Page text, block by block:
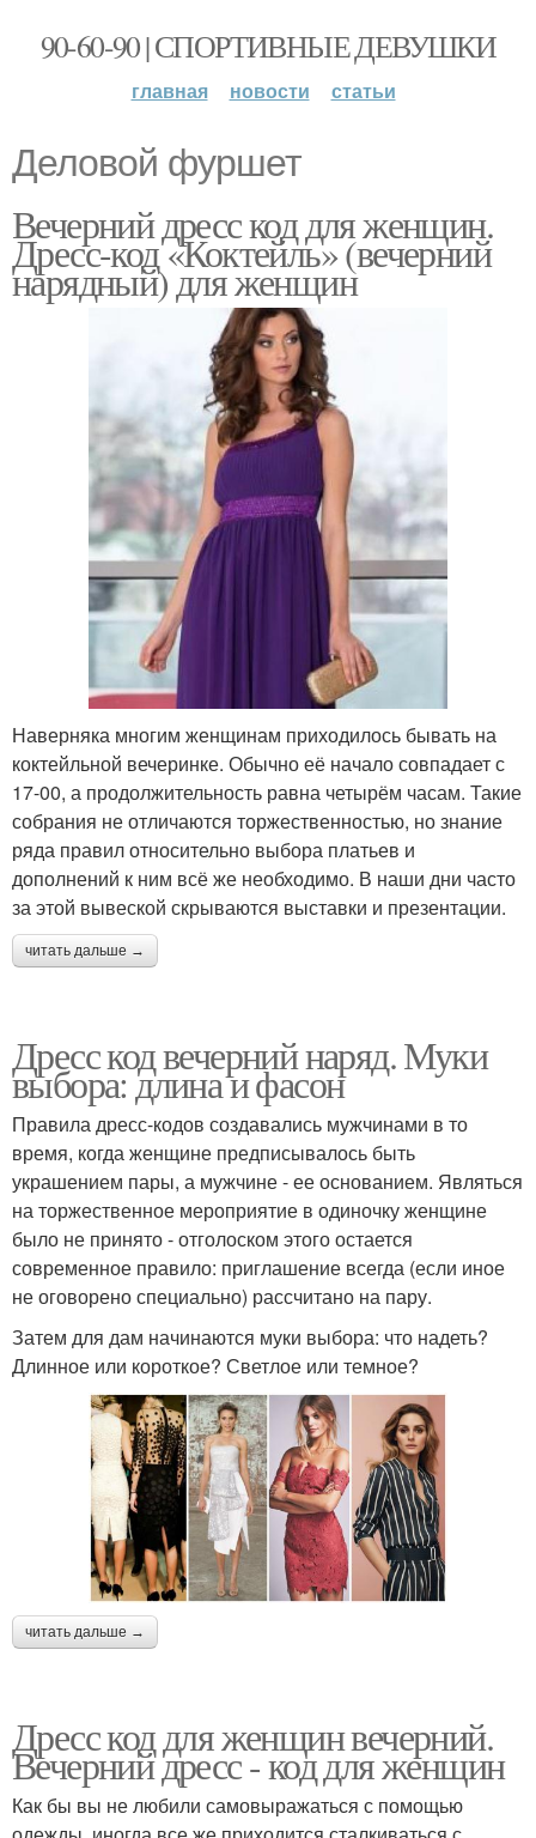
90-60-90 | СПОРТИВНЫЕ ДЕВУШКИ
главная новости статьи
Деловой фуршет
Вечерний дресс код для женщин.
Дресс-код «Коктейль» (вечерний
нарядный) для женщин
Наверняка многим женщинам приходилось бывать на
коктейльной вечеринке. Обычно её начало совпадает с
17-00, а продолжительность равна четырём часам. Такие
собрания не отличаются торжественностью, но знание
ряда правил относительно выбора платьев и
дополнений к ним всё же необходимо. В наши дни часто
за этой вывеской скрываются выставки и презентации.
читать дальше →
Дресс код вечерний наряд. Муки
выбора: длина и фасон
Правила дресс-кодов создавались мужчинами в то
время, когда женщине предписывалось быть
украшением пары, а мужчине - ее основанием. Являться
на торжественное мероприятие в одиночку женщине
было не принято - отголоском этого остается
современное правило: приглашение всегда (если иное
не оговорено специально) рассчитано на пару.
Затем для дам начинаются муки выбора: что надеть?
Длинное или короткое? Светлое или темное?
читать дальше →
Дресс код для женщин вечерний.
Вечерний дресс - код для женщин
Как бы вы не любили самовыражаться с помощью